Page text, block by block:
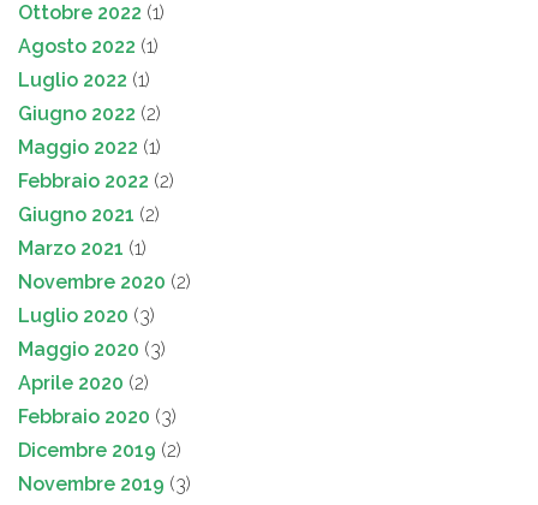
Ottobre 2022 (1)
Agosto 2022 (1)
Luglio 2022 (1)
Giugno 2022 (2)
Maggio 2022 (1)
Febbraio 2022 (2)
Giugno 2021 (2)
Marzo 2021 (1)
Novembre 2020 (2)
Luglio 2020 (3)
Maggio 2020 (3)
Aprile 2020 (2)
Febbraio 2020 (3)
Dicembre 2019 (2)
Novembre 2019 (3)